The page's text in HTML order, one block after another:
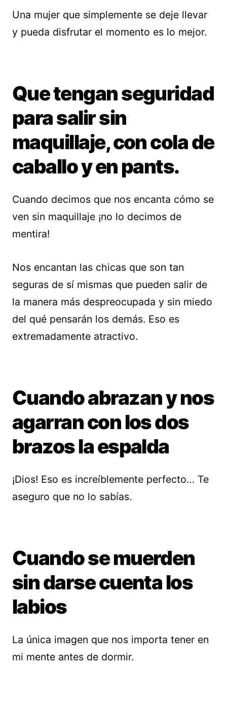
Una mujer que simplemente se deje llevar
y pueda disfrutar el momento es lo mejor.
Que tengan seguridad
para salir sin
maquillaje, con cola de
caballo y en pants.
Cuando decimos que nos encanta cómo se
ven sin maquillaje ¡no lo decimos de
mentira!
Nos encantan las chicas que son tan
seguras de sí mismas que pueden salir de
la manera más despreocupada y sin miedo
del qué pensarán los demás. Eso es
extremadamente atractivo.
Cuando abrazan y nos
agarran con los dos
brazos la espalda
¡Dios! Eso es increíblemente perfecto… Te
aseguro que no lo sabías.
Cuando se muerden
sin darse cuenta los
labios
La única imagen que nos importa tener en
mi mente antes de dormir.